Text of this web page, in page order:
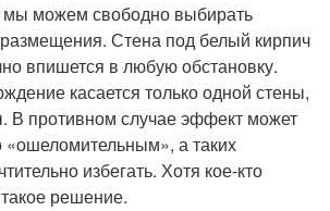
мы можем свободно выбирать
размещения. Стена под белый кирпич
впишется в любую обстановку.
касается только одной стены,
В противном случае эффект может
«ошеломительным», а таких
избегать. Хотя кое-кто
решение.